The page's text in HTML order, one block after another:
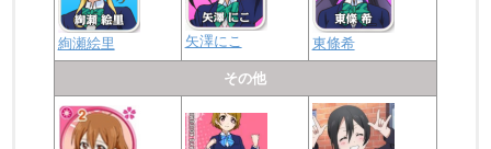
絢瀬絵里 矢澤にこ 東條希
その他